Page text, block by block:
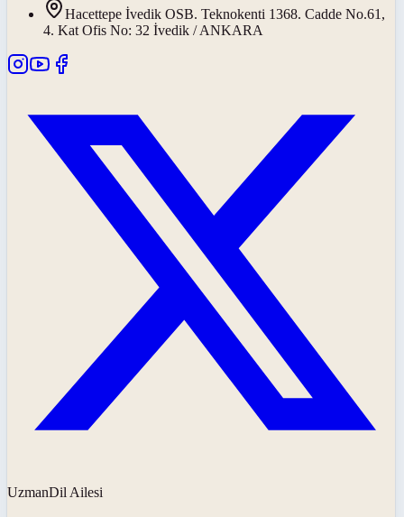
Hacettepe İvedik OSB. Teknokenti 1368. Cadde No.61,
4. Kat Ofis No: 32 İvedik / ANKARA
UzmanDil Ailesi